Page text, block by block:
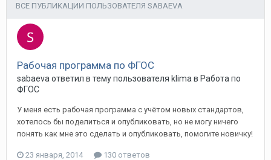
ВСЕ ПУБЛИКАЦИИ ПОЛЬЗОВАТЕЛЯ SABAEVA
Рабочая программа по ФГОС
sabaeva ответил в тему пользователя klima в Работа по
ФГОС
У меня есть рабочая программа с учётом новых стандартов,
хотелось бы поделиться и опубликовать, но не могу ничего
понять как мне это сделать и опубликовать, помогите новичку!
23 января, 2014 130 ответов